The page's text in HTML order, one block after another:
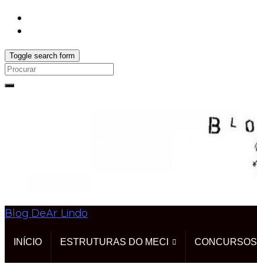
Toggle search form
Search
Blog DeAr Lindo
INÍCIO ESTRUTURAS DO MECI CONCURSOS